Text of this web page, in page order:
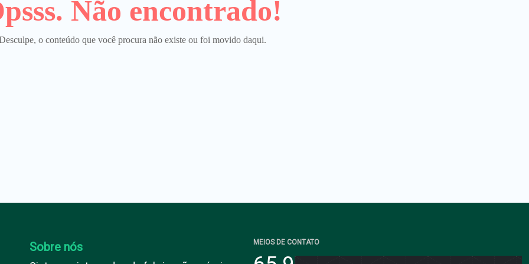
Não encontrado!
o conteúdo que você procura não existe ou foi movido daqui.
Sobre nós MEIOS DE CONTATO